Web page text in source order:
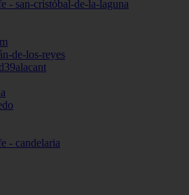
- san-cristóbal-de-la-laguna
de-los-reyes
- candelaria